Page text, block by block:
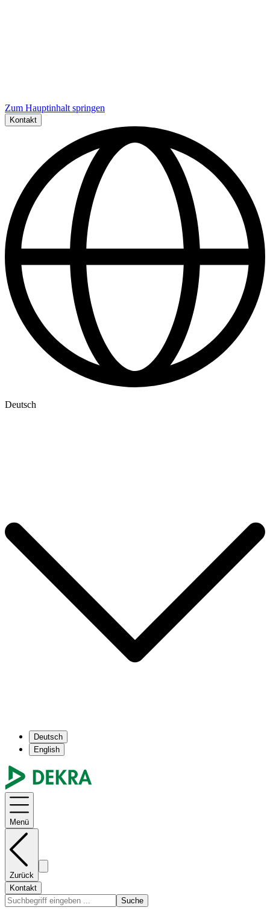
Zum Hauptinhalt springen
Kontakt
Deutsch
Deutsch
English
Menü
Zurück
Kontakt
Suche